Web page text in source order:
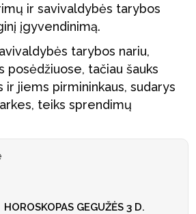
ir savivaldybės tarybos
įgyvendinimą.
tarybos nariu,
posėdžiuose, tačiau šauks
ir jiems pirmininkaus, sudarys
teiks sprendimų
HOROSKOPAS GEGUŽĖS 3 D.